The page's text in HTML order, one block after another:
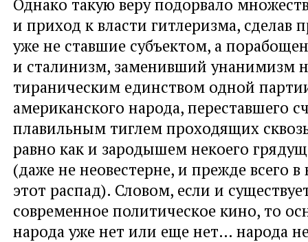
и приход к власти гитлеризма, сделав
уже не ставшие субъектом, а
и сталинизм, заменивший унанимизм
тираническим единством одной
американского народа, переставшего
плавильным тиглем проходящих
равно как и зародышем некоего
(даже не неовестерне, и прежде всего
этот распад). Словом, если и
современное политическое кино, то
народа уже нет или еще нет… народа не